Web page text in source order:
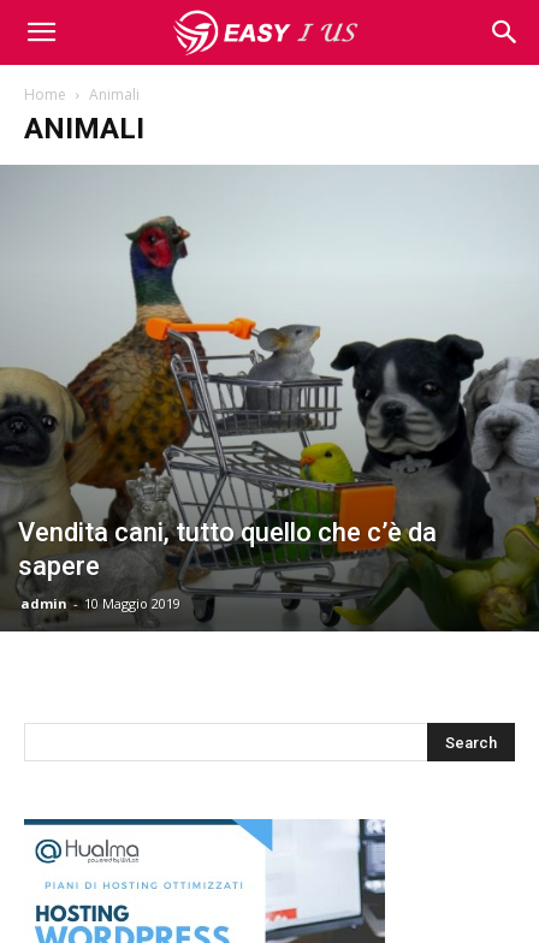
Home Animali
ANIMALI
Vendita cani, tutto quello che c’è da
sapere
admin - 10 Maggio 2019